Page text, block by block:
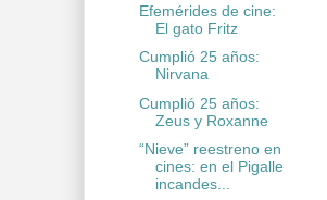
Efemérides de cine:
El gato Fritz
Cumplió 25 años:
Nirvana
Cumplió 25 años:
Zeus y Roxanne
“Nieve” reestreno en
cines: en el Pigalle
incandes...